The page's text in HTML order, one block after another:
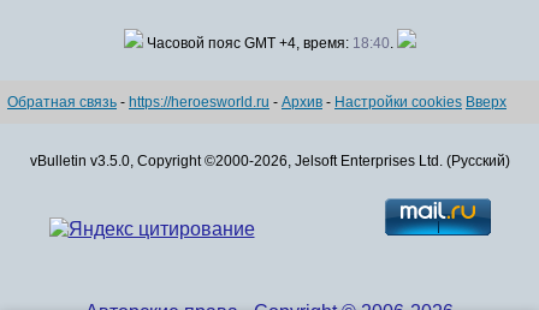
Часовой пояс GMT +4, время: 18:40.
Обратная связь - https://heroesworld.ru - Архив - Настройки cookies Вверх
vBulletin v3.5.0, Copyright ©2000-2026, Jelsoft Enterprises Ltd. (Русский)